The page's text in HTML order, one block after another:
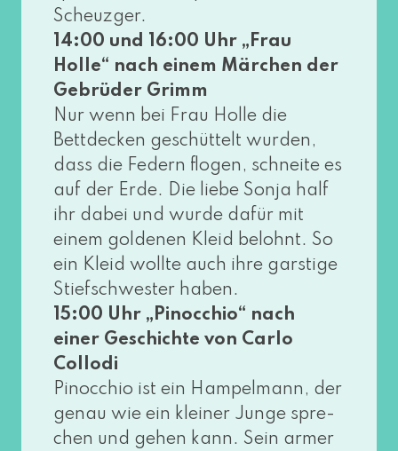
Scheuzger.
14:00 und 16:00 Uhr „Frau
Holle“ nach einem Märchen der
Gebrüder Grimm
Nur wenn bei Frau Holle die
Bettdecken geschüt­telt wur­den,
dass die Federn flo­gen, schnei­te es
auf der Erde. Die lie­be Sonja half
ihr dabei und wur­de dafür mit
einem gol­de­nen Kleid belohnt. So
ein Kleid woll­te auch ihre gars­ti­ge
Stiefschwester haben.
15:00 Uhr „Pinocchio“ nach
einer Geschichte von Carlo
Collodi
Pinocchio ist ein Hampelmann, der
genau wie ein klei­ner Junge spre­
chen und gehen kann. Sein armer